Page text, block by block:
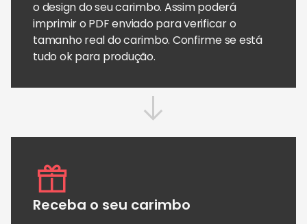
o design do seu carimbo. Assim poderá
imprimir o PDF enviado para verificar o
tamanho real do carimbo. Confirme se está
tudo ok para produção.
Receba o seu carimbo